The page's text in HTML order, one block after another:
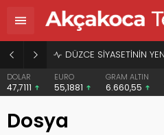
DOLAR
47,7111
EURO
55,1881
GRAM ALTIN
6.660,55
Dosya